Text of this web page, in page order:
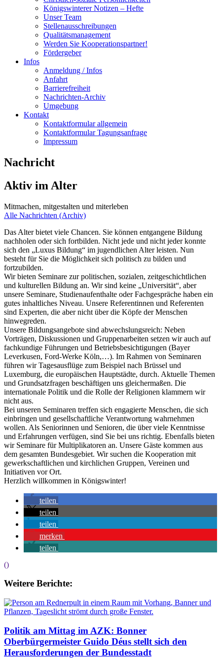
Königswinterer Notizen – Hefte
Unser Team
Stellenausschreibungen
Qualitätsmanagement
Werden Sie Kooperationspartner!
Fördergeber
Infos
Anmeldung / Infos
Anfahrt
Barrierefreiheit
Nachrichten-Archiv
Umgebung
Kontakt
Kontaktformular allgemein
Kontaktformular Tagungsanfrage
Impressum
Nachricht
Aktiv im Alter
Mitmachen, mitgestalten und miterleben
Alle Nachrichten (Archiv)
Das Alter bietet viele Chancen. Sie können entgangene Bildung
nachholen oder sich fortbilden. Nicht jede und nicht jeder konnte
sich den „Luxus Bildung“ im jugendlichen Alter leisten. Nun
besteht für Sie die Möglichkeit sich politisch zu bilden und
fortzubilden.
Wir bieten Seminare zur politischen, sozialen, zeitgeschichtlichen
und kulturellen Bildung an. Wir sind keine „Universität“, aber
unsere Seminare, Studienaufenthalte oder Fachgespräche haben ein
gutes inhaltliches Niveau. Unsere Referentinnen und Referenten
sind Experten, die aber nicht über die Köpfe der Menschen
hinwegreden.
Unsere Bildungsangebote sind abwechslungsreich: Neben
Vorträgen, Diskussionen und Gruppenarbeiten setzen wir auch auf
fachkundige Führungen und Betriebsbesichtigungen (Bayer
Leverkusen, Ford-Werke Köln,…). Im Rahmen von Seminaren
führen wir Tagesausflüge zum Beispiel nach Brüssel und
Luxemburg, die europäischen Hauptstädte, durch. Aktuelle Themen
und Grundsatzfragen beschäftigen uns gleichermaßen. Die
internationale Politik und die Rolle der Religionen klammern wir
nicht aus.
Bei unseren Seminaren treffen sich engagierte Menschen, die sich
einbringen und gesellschaftliche Verantwortung wahrnehmen
wollen. Als Seniorinnen und Senioren, die über viele Kenntnisse
und Erfahrungen verfügen, sind Sie bei uns richtig. Ebenfalls bieten
wir Seminare für Multiplikatoren an. Unsere Gäste kommen aus
dem gesamten Bundesgebiet. Wir suchen die Kooperation mit
gewerkschaftlichen und kirchlichen Gruppen, Vereinen und
Initiativen vor Ort.
Herzlich willkommen in Königswinter!
teilen
teilen
teilen
merken
teilen
()
Weitere Berichte:
Politik am Mittag im AZK: Bonner
Oberbürgermeister Guido Déus stellt sich den
Herausforderungen der Bundesstadt